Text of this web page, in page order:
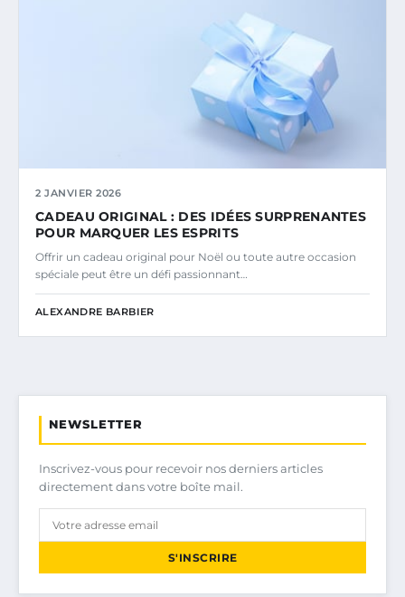
2 JANVIER 2026
CADEAU ORIGINAL : DES IDÉES SURPRENANTES
POUR MARQUER LES ESPRITS
Offrir un cadeau original pour Noël ou toute autre occasion
spéciale peut être un défi passionnant…
ALEXANDRE BARBIER
NEWSLETTER
Inscrivez-vous pour recevoir nos derniers articles
directement dans votre boîte mail.
S'INSCRIRE